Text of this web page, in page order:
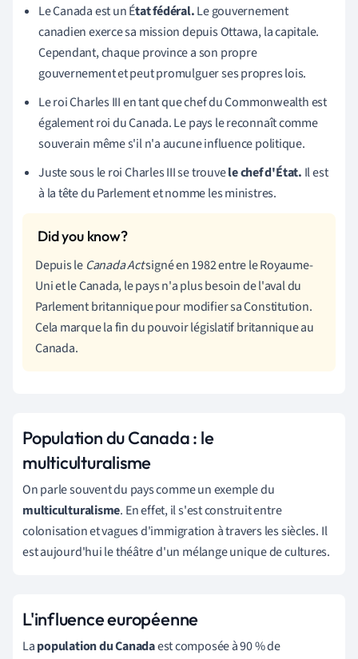
Le Canada est unÉtat fédéral.Le gouvernement
canadien exerce sa mission depuis Ottawa, la capitale.
Cependant, chaque province a son propre
gouvernement et peut promulguer ses propres lois.
Le roi Charles III en tant que chef du Commonwealth est
également roi du Canada. Le pays le reconnaît comme
souverain même s'il n'a aucune influence politique.
Juste sous le roi Charles III se trouvele chef d'État. Il est
à la tête du Parlement et nomme les ministres.
Depuis le Canada Actsigné en 1982 entre le Royaume-
Uni et le Canada, le pays n'a plus besoin de l'aval du
Parlement britannique pour modifier sa Constitution.
Cela marque la fin du pouvoir législatif britannique au
Canada.
Population du Canada : le
multiculturalisme
On parle souvent du pays comme un exemple du
multiculturalisme. En effet, il s'est construit entre
colonisation et vagues d'immigration à travers les siècles. Il
est aujourd'hui le théâtre d'un mélange unique de cultures.
L'influence européenne
Lapopulation du Canadaest composée à 90 % de